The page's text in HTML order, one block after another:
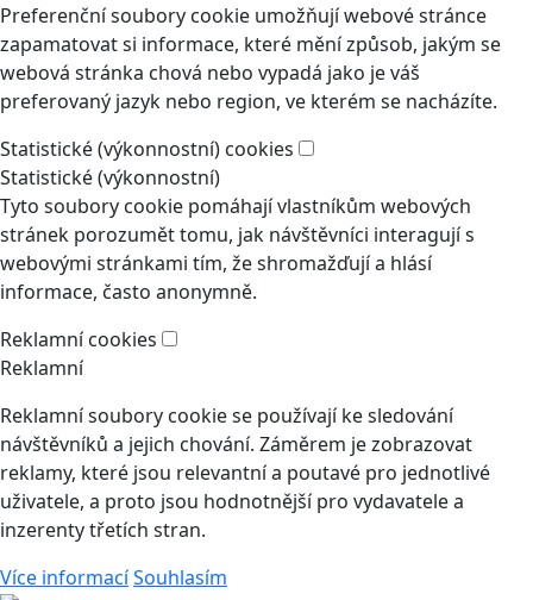
Preferenční soubory cookie umožňují webové stránce
zapamatovat si informace, které mění způsob, jakým se
webová stránka chová nebo vypadá jako je váš
preferovaný jazyk nebo region, ve kterém se nacházíte.
Statistické (výkonnostní) cookies
Statistické (výkonnostní)
Tyto soubory cookie pomáhají vlastníkům webových
stránek porozumět tomu, jak návštěvníci interagují s
webovými stránkami tím, že shromažďují a hlásí
informace, často anonymně.
Reklamní cookies
Reklamní
Reklamní soubory cookie se používají ke sledování
návštěvníků a jejich chování. Záměrem je zobrazovat
reklamy, které jsou relevantní a poutavé pro jednotlivé
uživatele, a proto jsou hodnotnější pro vydavatele a
inzerenty třetích stran.
Více informacíSouhlasím